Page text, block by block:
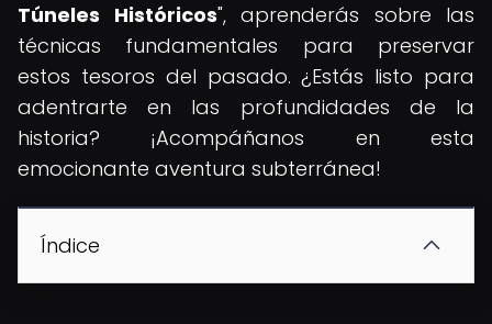
Túneles Históricos", aprenderás sobre las
técnicas fundamentales para preservar
estos tesoros del pasado. ¿Estás listo para
adentrarte en las profundidades de la
historia? ¡Acompáñanos en esta
emocionante aventura subterránea!
Índice